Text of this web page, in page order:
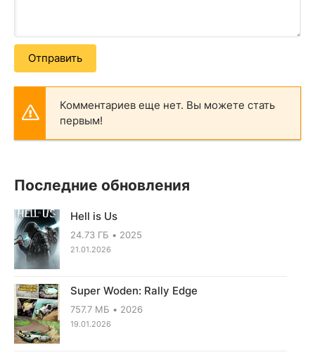
Отправить
Комментариев еще нет. Вы можете стать
первым!
Последние обновления
Hell is Us
24.73 ГБ 2025
21.01.2026
Super Woden: Rally Edge
757.7 МБ 2026
19.01.2026